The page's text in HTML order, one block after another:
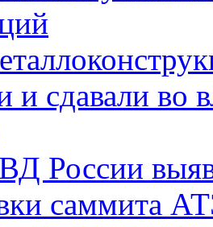
и сдавали во
России
саммита